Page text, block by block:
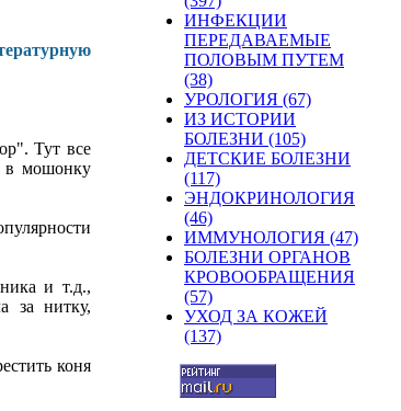
Тут все
в мошонку
и т.д.,
за нитку,
коня
ИНФЕКЦИИ
ПЕРЕДАВАЕМЫЕ
ПОЛОВЫМ ПУТЕМ
(38)
УРОЛОГИЯ (67)
ИЗ ИСТОРИИ
БОЛЕЗНИ (105)
ДЕТСКИЕ БОЛЕЗНИ
(117)
ЭНДОКРИНОЛОГИЯ
(46)
ИММУНОЛОГИЯ (47)
БОЛЕЗНИ ОРГАНОВ
КРОВООБРАЩЕНИЯ
(57)
УХОД ЗА КОЖЕЙ
(137)